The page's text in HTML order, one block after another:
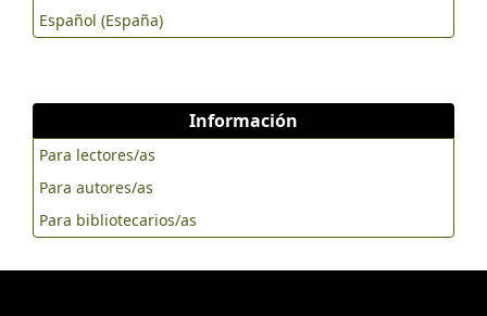
Español (España)
Información
Para lectores/as
Para autores/as
Para bibliotecarios/as